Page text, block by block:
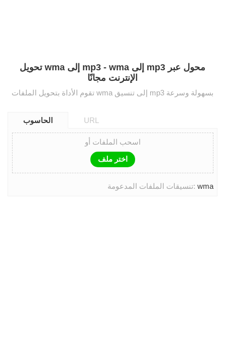
تحويل wma إلى mp3 - wma إلى mp3 محول عبر
الإنترنت مجانًا
تقوم الأداة بتحويل الملفات wma إلى تنسيق mp3 بسهولة وسرعة
الحاسوب URL
اسحب الملفات أو
اختر ملف
تنسيقات الملفات المدعومة: wma